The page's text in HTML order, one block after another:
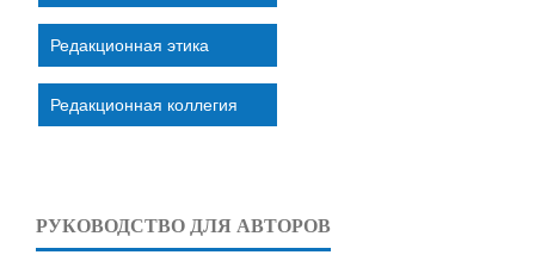
Редакционная этика
Редакционная коллегия
РУКОВОДСТВО ДЛЯ АВТОРОВ